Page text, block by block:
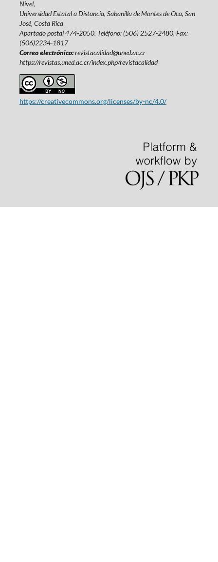
Nivel,
Universidad Estatal a Distancia, Sabanilla de Montes de Oca, San
José‚ Costa Rica
Apartado postal 474-2050. Teléfono: (506) 2527-2480, Fax:
(506)2234-1817
Correo electrónico:revistacalidad@uned.ac.cr
https://revistas.uned.ac.cr/index.php/revistacalidad
https://creativecommons.org/licenses/by-nc/4.0/